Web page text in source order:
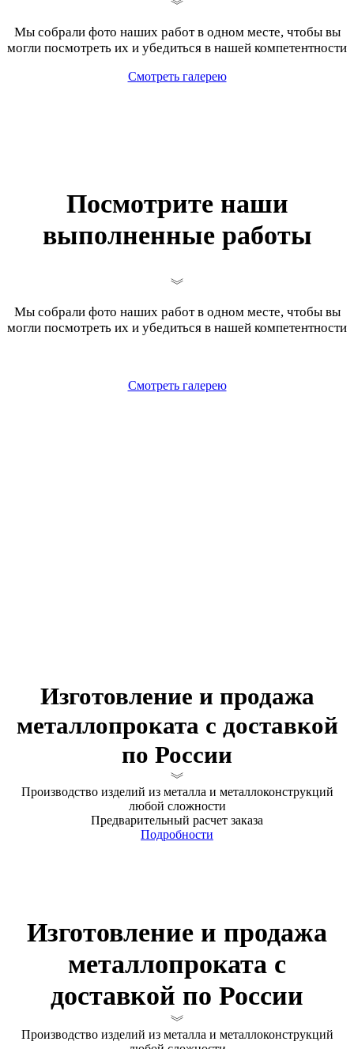
Мы собрали фото наших работ в одном месте, чтобы вы
могли посмотреть их и убедиться в нашей компетентности
Смотреть галерею
Посмотрите наши
выполненные работы
Мы собрали фото наших работ в одном месте, чтобы вы
могли посмотреть их и убедиться в нашей компетентности
Смотреть галерею
Изготовление и продажа
металлопроката с доставкой
по России
Производство изделий из металла и металлоконструкций
любой сложности
Предварительный расчет заказа
Подробности
Изготовление и продажа
металлопроката с
доставкой по России
Производство изделий из металла и металлоконструкций